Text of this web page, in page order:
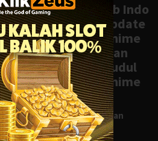
nonton anime sub Indo
lengkap dan update
Tonton anime
dan batch dengan
ribet. Temukan judul
streaming anime
kapan saja.
Sub Indo Gratis dengan